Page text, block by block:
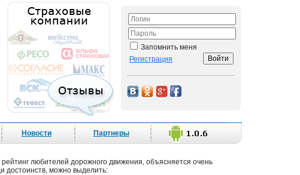
Запомнить меня
Регистрация
Новости Партнеры
рейтинг любителей дорожного движения, объясняется очень
достоинств, можно выделить: